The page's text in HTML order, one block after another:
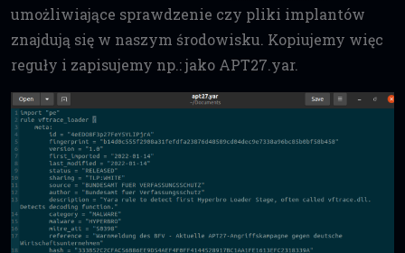
umożliwiające sprawdzenie czy pliki implantów
znajdują się w naszym środowisku. Kopiujemy więc
reguły i zapisujemy np.: jako APT27.yar.